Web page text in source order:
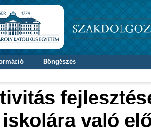
Böngészés
iskolára való